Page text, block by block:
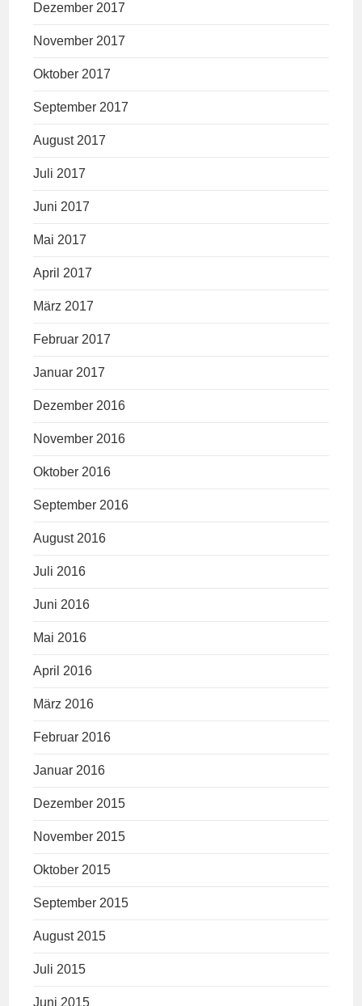
Dezember 2017
November 2017
Oktober 2017
September 2017
August 2017
Juli 2017
Juni 2017
Mai 2017
April 2017
März 2017
Februar 2017
Januar 2017
Dezember 2016
November 2016
Oktober 2016
September 2016
August 2016
Juli 2016
Juni 2016
Mai 2016
April 2016
März 2016
Februar 2016
Januar 2016
Dezember 2015
November 2015
Oktober 2015
September 2015
August 2015
Juli 2015
Juni 2015